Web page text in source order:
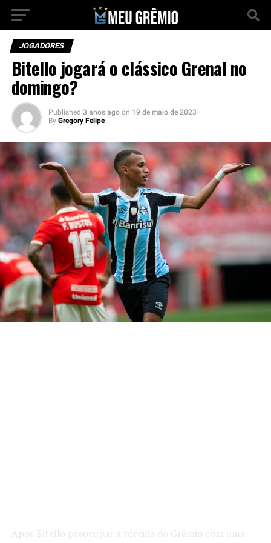
JOGADORES
Bitello jogará o clássico Grenal no
domingo?
Published 3 anos ago on 19 de maio de 2023
By Gregory Felipe
Após Bitello preocupar a torcida do Grêmio com uma